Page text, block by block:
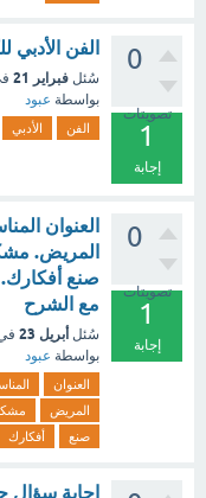
0
تصويتات
1
إجابة
الفن
سُئل فبراير 21
بواسطة عبود
الفن الأدبي
0
تصويتات
1
إجابة
العنوان
المريض.
صنع أفكارك.
مع الشرح
سُئل أبريل 23
بواسطة عبود
العنوان
المريض
صنع
أفكارك
اجابة سؤال